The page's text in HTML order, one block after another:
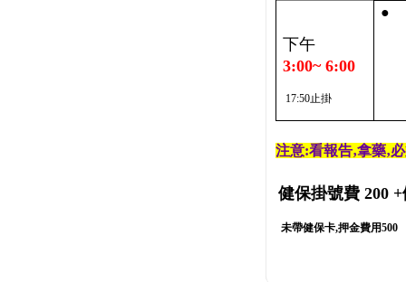
下午
3:00~ 6:00
17:50止掛
●
注意:看報告‚拿藥‚
健保掛號費 200 +
未帶健保卡,押金費用500